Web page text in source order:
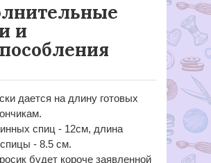
и
дается на длину готовых
спиц - 12см, длина
спицы - 8.5 см.
будет короче заявленной